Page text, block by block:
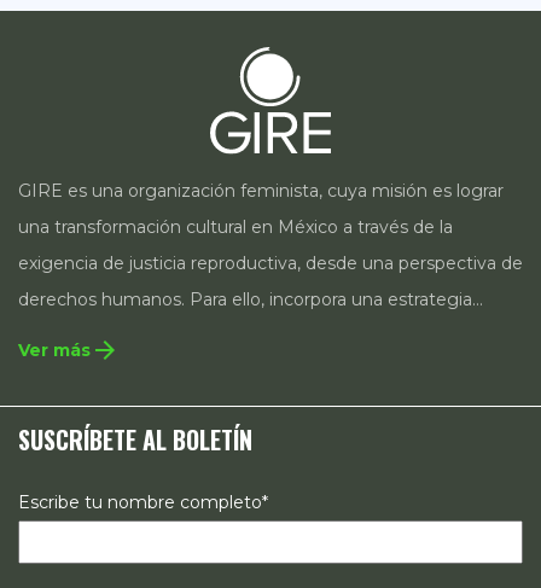
GIRE es una organización feminista, cuya misión es lograr
una transformación cultural en México a través de la
exigencia de justicia reproductiva, desde una perspectiva de
derechos humanos. Para ello, incorpora una estrategia
integral que contempla la incidencia en legislación y
estrategias de comunicación e investigación sobre el
estado de los derechos reproductivos en México.
Ver más arrow_forward
SUSCRÍBETE AL BOLETÍN
Escribe tu nombre completo*